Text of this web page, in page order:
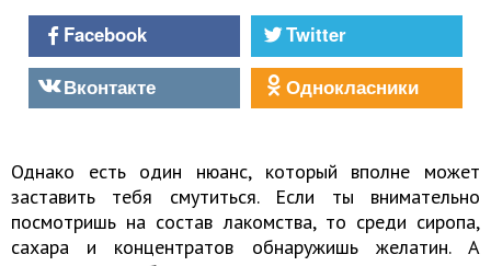
Facebook
Twitter
Вконтакте
Однокласники
Однако есть один нюанс, который вполне может
заставить тебя смутиться. Если ты внимательно
посмотришь на состав лакомства, то среди сиропа,
сахара и концентратов обнаружишь желатин. А